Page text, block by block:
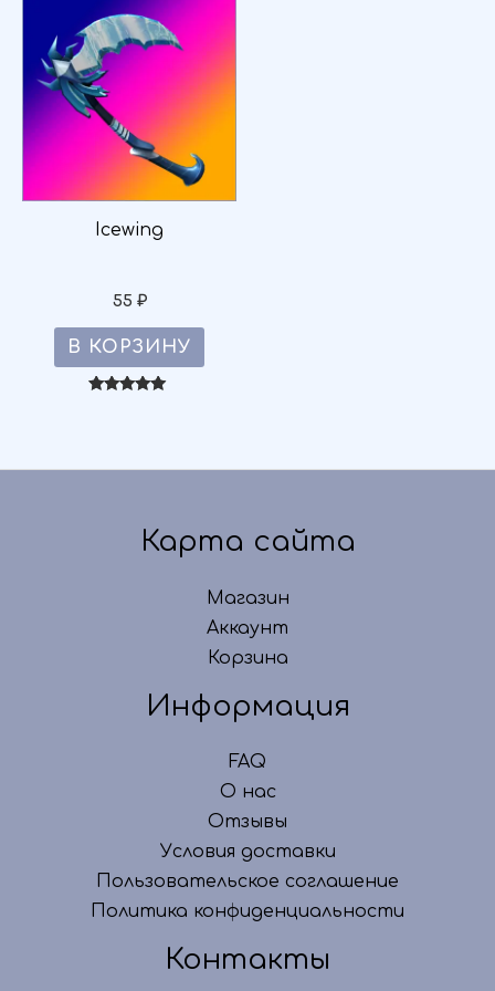
Icewing
55 ₽
В КОРЗИНУ
Карта сайта
Магазин
Аккаунт
Корзина
Информация
FAQ
О нас
Отзывы
Условия доставки
Пользовательское соглашение
Политика конфиденциальности
Контакты